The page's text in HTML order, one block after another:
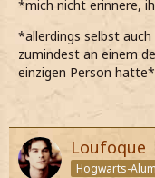
*mich nicht erinnere,
*allerdings selbst
zumindest an einem
einzigen Person hatte*
Loufoque
Hogwarts-